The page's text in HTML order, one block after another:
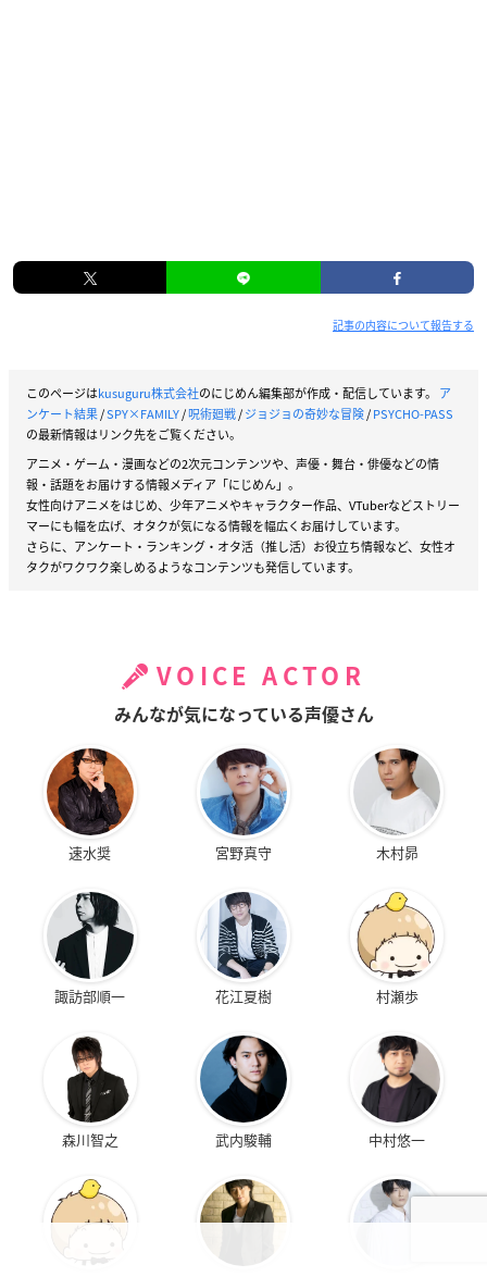
記事の内容について報告する
このページはkusuguru株式会社のにじめん編集部が作成・配信しています。 ア
ンケート結果/SPY×FAMILY/呪術廻戦/ジョジョの奇妙な冒険/PSYCHO-PASS
の最新情報はリンク先をご覧ください。
アニメ・ゲーム・漫画などの2次元コンテンツや、声優・舞台・俳優などの情
報・話題をお届けする情報メディア「にじめん」。
女性向けアニメをはじめ、少年アニメやキャラクター作品、VTuberなどストリー
マーにも幅を広げ、オタクが気になる情報を幅広くお届けしています。
さらに、アンケート・ランキング・オタ活（推し活）お役立ち情報など、女性オ
タクがワクワク楽しめるようなコンテンツも発信しています。
VOICE ACTOR
みんなが気になっている声優さん
速水奨 宮野真守 木村昴
諏訪部順一 花江夏樹 村瀬歩
森川智之 武内駿輔 中村悠一